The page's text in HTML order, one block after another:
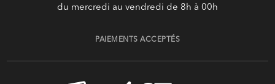
du mercredi au vendredi de 8h à 00h
PAIEMENTS ACCEPTÉS